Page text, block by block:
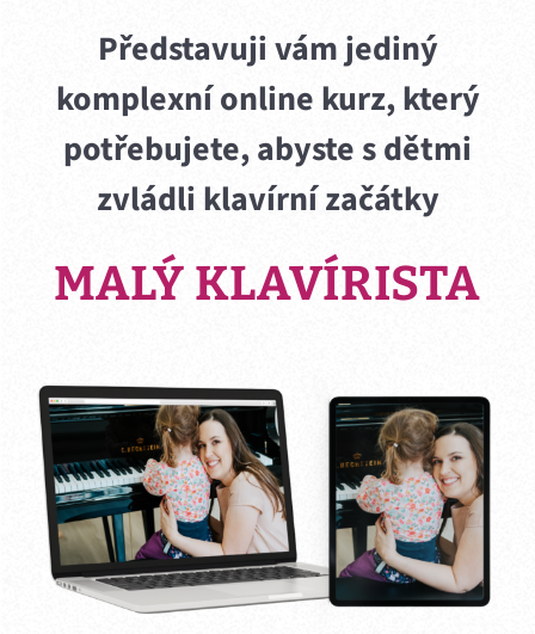
Představuji vám jediný
komplexní online kurz, který
potřebujete, abyste s dětmi
zvládli klavírní začátky
MALÝ KLAVÍRISTA